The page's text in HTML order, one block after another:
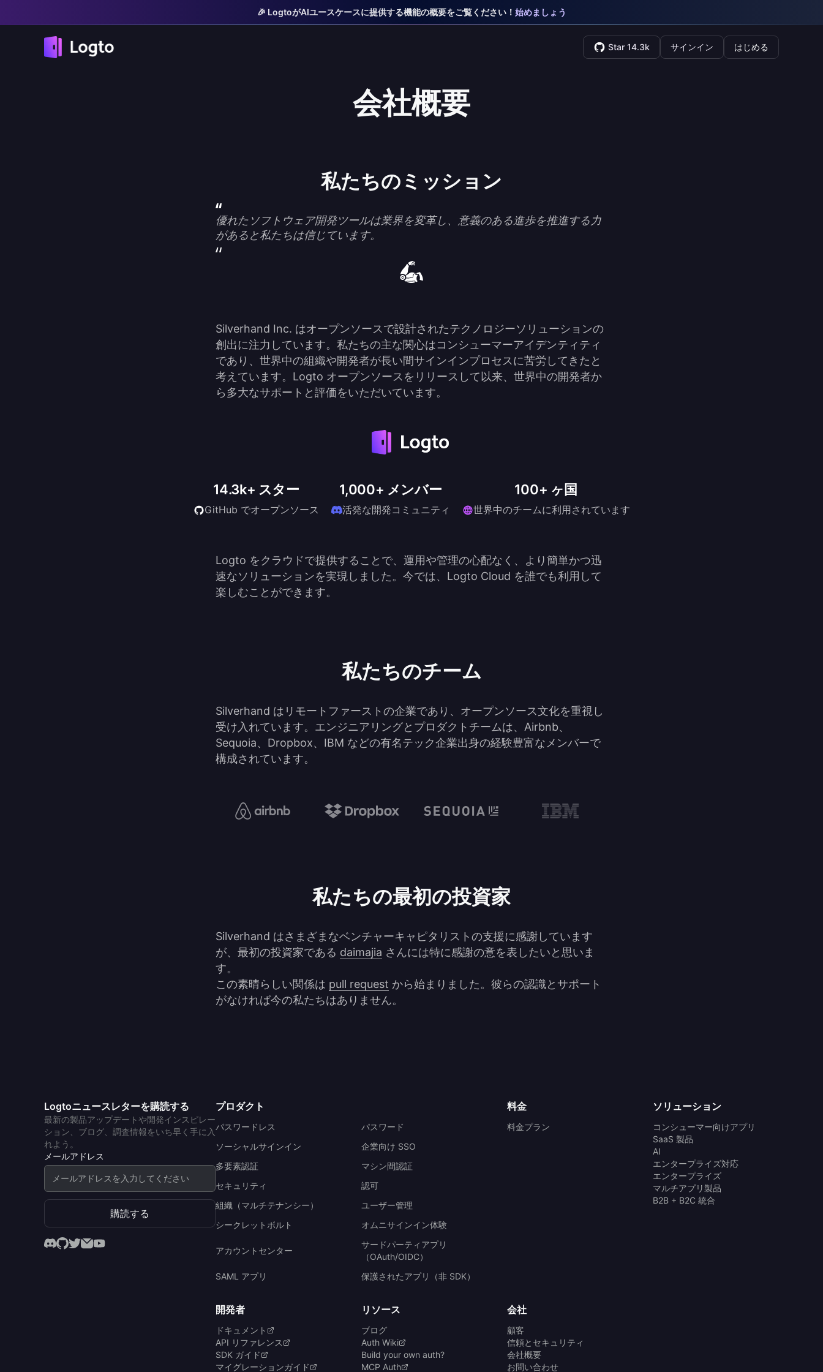
🎉 LogtoがAIユースケースに提供する機能の概要をご覧ください！ 始めましょう
Star 14.3k サインイン はじめる
会社概要
私たちのミッション
優れたソフトウェア開発ツールは業界を変革し、意義のある進歩を推進する力
があると私たちは信じています。
Silverhand Inc. はオープンソースで設計されたテクノロジーソリューションの
創出に注力しています。私たちの主な関心はコンシューマーアイデンティティ
であり、世界中の組織や開発者が長い間サインインプロセスに苦労してきたと
考えています。Logto オープンソースをリリースして以来、世界中の開発者か
ら多大なサポートと評価をいただいています。
14.3k+ スター
GitHub でオープンソース
1,000+ メンバー
活発な開発コミュニティ
100+ ヶ国
世界中のチームに利用されています
Logto をクラウドで提供することで、運用や管理の心配なく、より簡単かつ迅
速なソリューションを実現しました。今では、Logto Cloud を誰でも利用して
楽しむことができます。
私たちのチーム
Silverhand はリモートファーストの企業であり、オープンソース文化を重視し
受け入れています。エンジニアリングとプロダクトチームは、Airbnb、
Sequoia、Dropbox、IBM などの有名テック企業出身の経験豊富なメンバーで
構成されています。
私たちの最初の投資家
Silverhand はさまざまなベンチャーキャピタリストの支援に感謝しています
が、最初の投資家である daimajia さんには特に感謝の意を表したいと思いま
す。
この素晴らしい関係は pull request から始まりました。彼らの認識とサポート
がなければ今の私たちはありません。
Logtoニュースレターを購読する
最新の製品アップデートや開発インスピレー
ション、ブログ、調査情報をいち早く手に入
れよう。
メールアドレス
購読する
プロダクト
パスワードレス
パスワード
ソーシャルサインイン
企業向け SSO
多要素認証
マシン間認証
セキュリティ
認可
組織（マルチテナンシー）
ユーザー管理
シークレットボルト
オムニサインイン体験
アカウントセンター
サードパーティアプリ
（OAuth/OIDC）
SAML アプリ
保護されたアプリ（非 SDK）
料金
料金プラン
ソリューション
コンシューマー向けアプリ
SaaS 製品
AI
エンタープライズ対応
エンタープライズ
マルチアプリ製品
B2B + B2C 統合
開発者
ドキュメント
API リファレンス
SDK ガイド
マイグレーションガイド
リソース
ブログ
Auth Wiki
Build your own auth?
MCP Auth
会社
顧客
信頼とセキュリティ
会社概要
お問い合わせ